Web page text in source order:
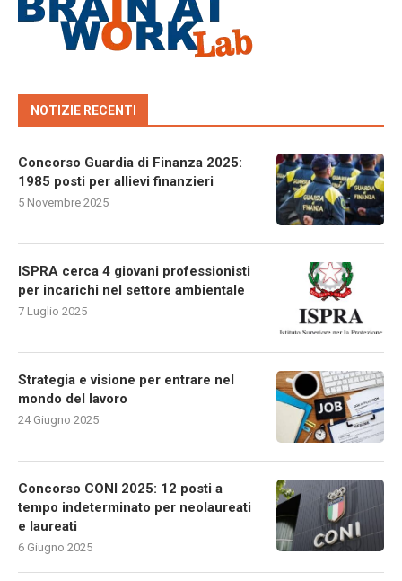
NOTIZIE RECENTI
Concorso Guardia di Finanza 2025:
1985 posti per allievi finanzieri
5 Novembre 2025
ISPRA cerca 4 giovani professionisti
per incarichi nel settore ambientale
7 Luglio 2025
Strategia e visione per entrare nel
mondo del lavoro
24 Giugno 2025
Concorso CONI 2025: 12 posti a
tempo indeterminato per neolaureati
e laureati
6 Giugno 2025